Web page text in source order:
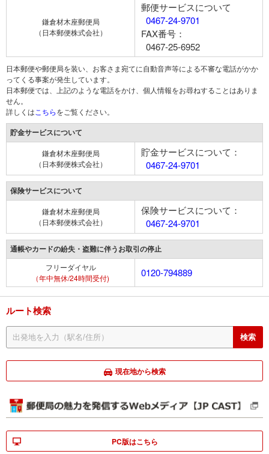
鎌倉材木座郵便局
（日本郵便株式会社）
郵便サービスについて
0467-24-9701
FAX番号：
0467-25-6952
日本郵便や郵便局を装い、お客さま宛てに自動音声等による不審な電話がかか
ってくる事案が発生しています。
日本郵便では、上記のような電話をかけ、個人情報をお尋ねすることはありま
せん。
詳しくは こちらをご覧ください。
貯金サービスについて
鎌倉材木座郵便局
（日本郵便株式会社）
貯金サービスについて：
0467-24-9701
保険サービスについて
鎌倉材木座郵便局
（日本郵便株式会社）
保険サービスについて：
0467-24-9701
通帳やカードの紛失・盗難に伴うお取引の停止
フリーダイヤル
（年中無休/24時間受付)
0120-794889
ルート検索
現在地から検索
PC版はこちら